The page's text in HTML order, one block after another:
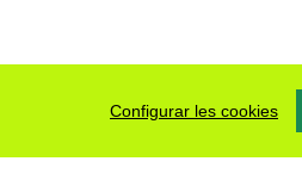
Configurar les cookies